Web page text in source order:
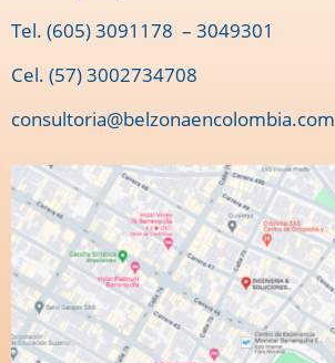
Tel. (605) 3091178 – 3049301
Cel. (57) 3002734708
consultoria@belzonaencolombia.com